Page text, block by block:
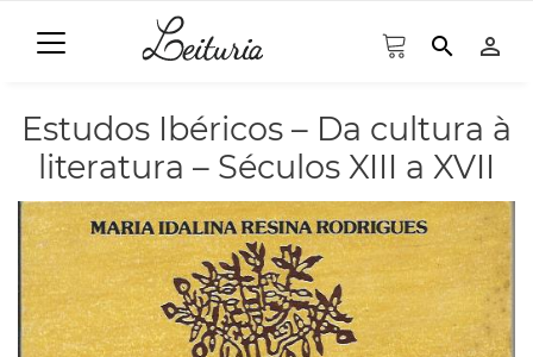
search person_outline
Estudos Ibéricos – Da cultura à
literatura – Séculos XIII a XVII